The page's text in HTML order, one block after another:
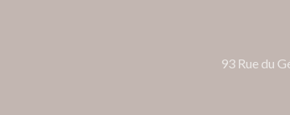
93 Rue du